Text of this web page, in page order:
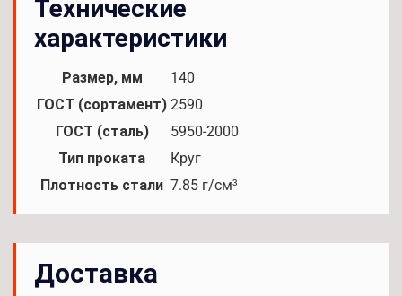
Технические
характеристики
Размер, мм
140
ГОСТ (сортамент) 2590
ГОСТ (сталь)
5950-2000
Тип проката
Круг
Плотность стали 7.85 г/см³
Доставка